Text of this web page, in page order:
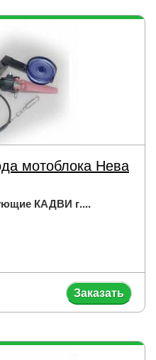
мотоблока Нева
КАДВИ г....
Заказать